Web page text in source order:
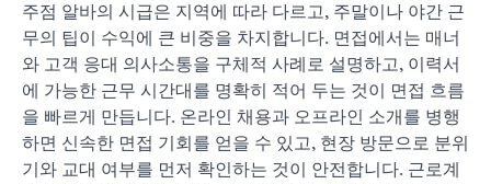
주점 알바의 시급은 지역에 따라 다르고, 주말이나 야간 근
무의 팁이 수익에 큰 비중을 차지합니다. 면접에서는 매너
와 고객 응대 의사소통을 구체적 사례로 설명하고, 이력서
에 가능한 근무 시간대를 명확히 적어 두는 것이 면접 흐름
을 빠르게 만듭니다. 온라인 채용과 오프라인 소개를 병행
하면 신속한 면접 기회를 얻을 수 있고, 현장 방문으로 분위
기와 교대 여부를 먼저 확인하는 것이 안전합니다. 근로계